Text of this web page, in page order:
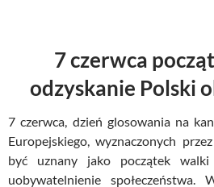
7 czerwca
odzyskanie Polski
7 czerwca, dzień glosowania na
Europejskiego, wyznaczonych
być uznany jako początek
uobywatelnienie